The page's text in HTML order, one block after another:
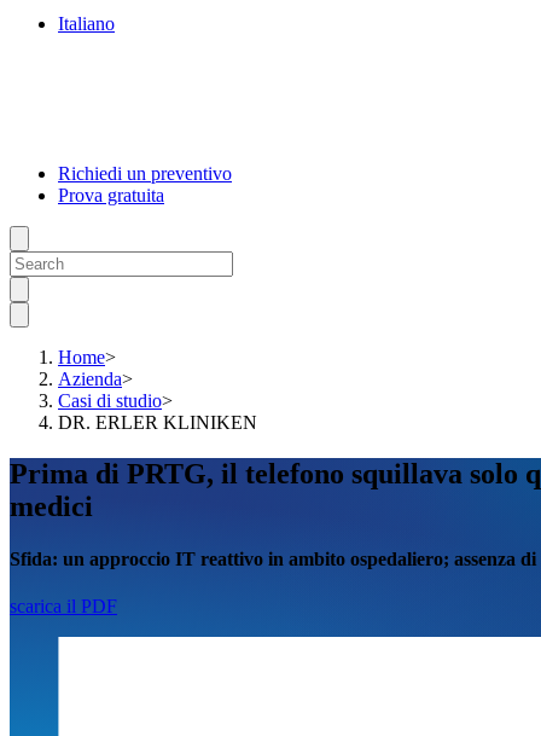
Italiano
Richiedi un preventivo
Prova gratuita
Home>
Azienda>
Casi di studio>
DR. ERLER KLINIKEN
Prima di PRTG, il telefono squillava solo
medici
Sfida: un approccio IT reattivo in ambito ospedaliero; assenza
scarica il PDF